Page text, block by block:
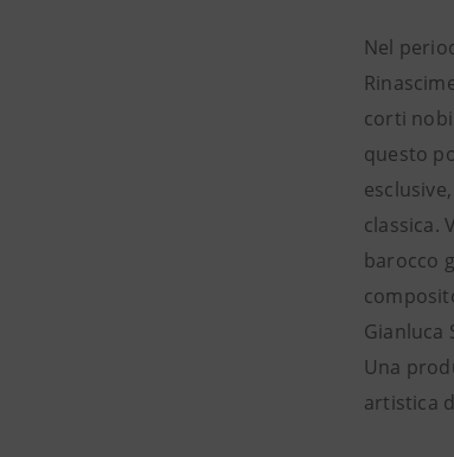
Nel
corti
questo
classica.
barocco
Gianluca
Una
artistica